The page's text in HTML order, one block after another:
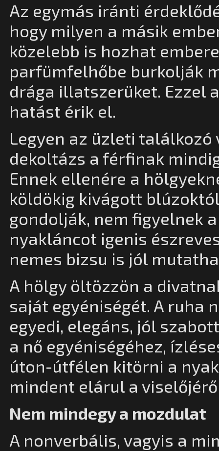
Az egymás iránti
hogy milyen a másik
közelebb is hozhat
parfümfelhőbe burkolják
drága illatszerüket. Ezzel
hatást érik el.
Legyen az üzleti találkozó
dekoltázs a férfinak
Ennek ellenére a
köldökig kivágott
gondolják, nem figyelnek
nyakláncot igenis
nemes bizsu is jól
A hölgy öltözzön a
saját egyéniségét. A ruha
egyedi, elegáns, jól
a nő egyéniségéhez,
úton-útfélen kitörni a
mindent elárul a
Nem mindegy a mozdulat
A nonverbális, vagyis a